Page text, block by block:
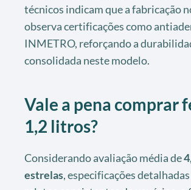
técnicos indicam que a fabricação
observa certificações como
INMETRO, reforçando a
consolidada neste modelo.
Vale a pena comprar
1,2 litros?
Considerando avaliação média de
estrelas, especificações